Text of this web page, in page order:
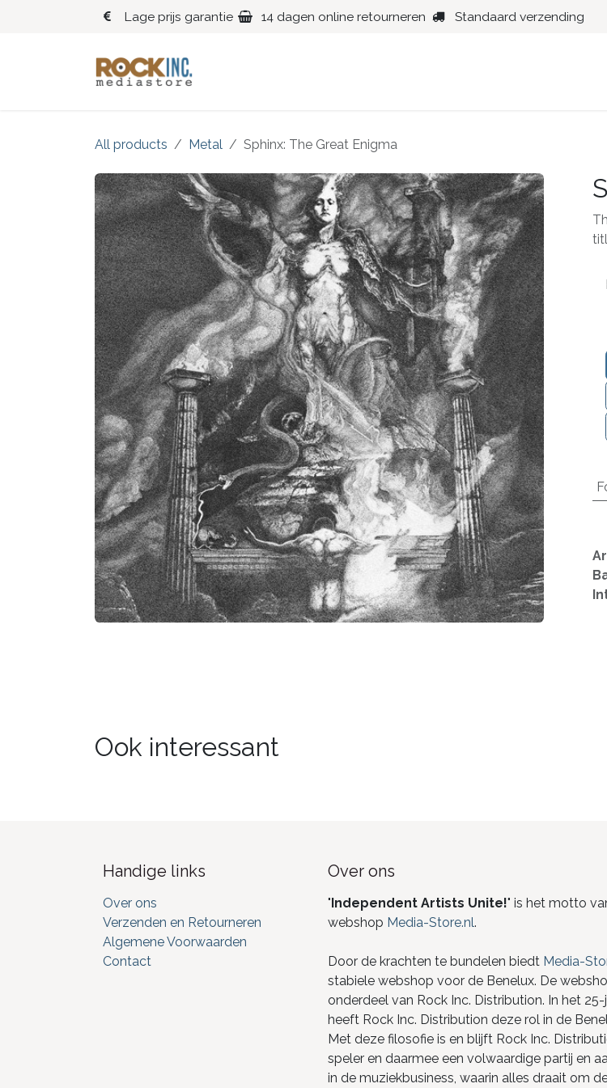
Overslaan naar inhoud
Lage prijs garantie 14 dagen online retourneren Standaard verzending
All products Metal Sphinx: The Great Enigma
Ook interessant
Handige links
Over ons
Verzenden en Retourneren
Algemene Voorwaarden
Contact
Over ons
"Independent Artists Unite!" is het motto
webshop Media-Store.nl.
Door de krachten te bundelen biedt Media-
stabiele webshop voor de Benelux. De
onderdeel van Rock Inc. Distribution. In het
heeft Rock Inc. Distribution deze rol in de
Met deze filosofie is en blijft Rock Inc.
speler en daarmee een volwaardige partij en
in de muziekbusiness, waarin alles draait om